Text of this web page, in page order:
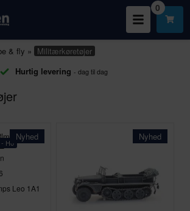
0
& fly » Militærkøretøjer
Hurtig levering - dag til dag
Nyhed
H0
Leo 1A1
Nyhed